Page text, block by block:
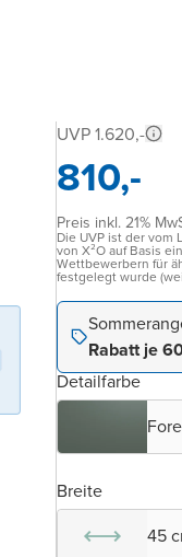
UVP 1.620,-
810,-
Preis inkl. 21%
Die UVP ist der vom
von X²O auf Basis
Wettbewerbern für
festgelegt wurde
Rabatt je
Detailfarbe
Breite
45